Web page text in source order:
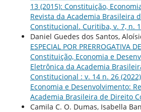
13 (2015): Constituição,
Revista da Academia Brasileira
Constitucional. Curitiba, v. 7, n.
Daniel Guedes dos Santos,
ESPECIAL POR PRERROGATIVA
Constituição, Economia e
Eletrônica da Academia
Constitucional : v. 14 n. 26
Economia e Desenvolvimento:
Academia Brasileira de Direito
Camila C. O. Dumas, Isabella